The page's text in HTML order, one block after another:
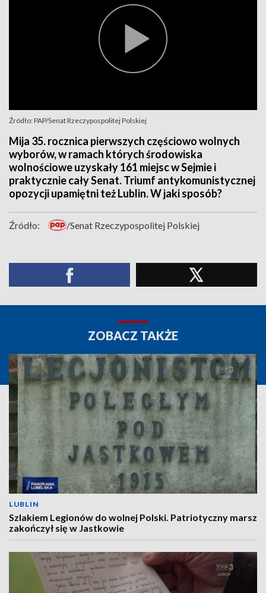
Źródło: PAP/Senat Rzeczypospolitej Polskiej
Mija 35. rocznica pierwszych częściowo wolnych
wyborów, w ramach których środowiska
wolnościowe uzyskały 161 miejsc w Sejmie i
praktycznie cały Senat. Triumf antykomunistycznej
opozycji upamiętni też Lublin. W jaki sposób?
Źródło: /Senat Rzeczypospolitej Polskiej
ZOBACZ TAKŻE
LUBLIN
Szlakiem Legionów do wolnej Polski. Patriotyczny marsz
zakończył się w Jastkowie